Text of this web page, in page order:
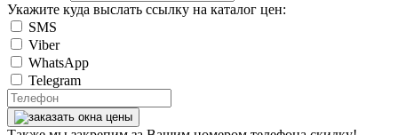
Укажите куда выслать ссылку на каталог цен:
SMS
Viber
WhatsApp
Telegram